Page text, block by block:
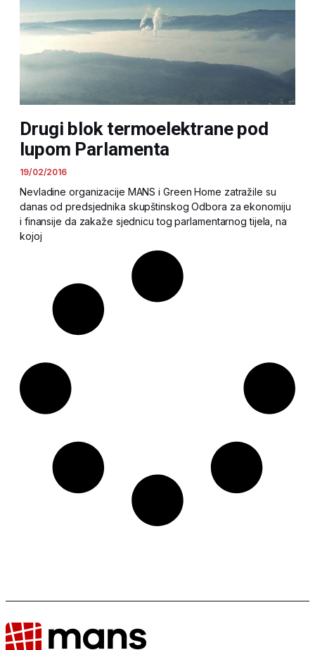
Drugi blok termoelektrane pod
lupom Parlamenta
19/02/2016
Nevladine organizacije MANS i Green Home zatražile su
danas od predsjednika skupštinskog Odbora za ekonomiju
i finansije da zakaže sjednicu tog parlamentarnog tijela, na
kojoj